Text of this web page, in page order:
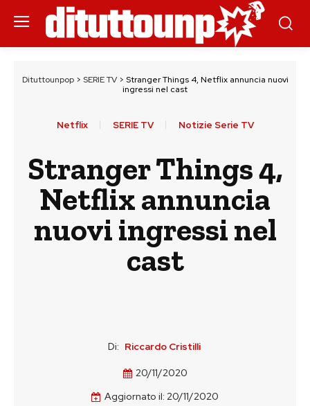
Dituttounpop> SERIE TV> Stranger Things 4, Netflix annuncia nuovi
ingressi nel cast
Netflix SERIE TV Notizie Serie TV
Stranger Things 4,
Netflix annuncia
nuovi ingressi nel
cast
Di: Riccardo Cristilli
20/11/2020
Aggiornato il: 20/11/2020